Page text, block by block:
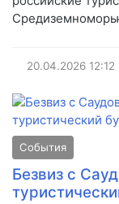
20.04.2026 12:12
События
Безвиз с